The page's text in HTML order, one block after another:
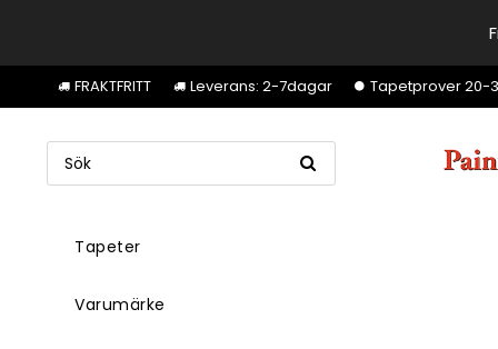
FRAKTFRITT Leverans: 2-7dagar Tapetprover 20-
Tapeter
Varumärke